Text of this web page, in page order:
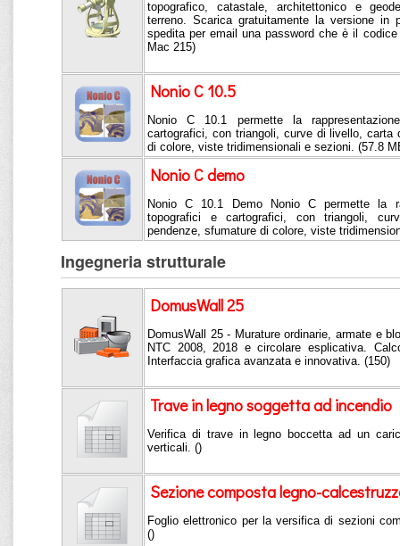
topografico, catastale, architettonico e
terreno. Scarica gratuitamente la versione in
spedita per email una password che è il
Mac 215)
Nonio C 10.5
Nonio C 10.1 permette la
cartografici, con triangoli, curve di livello, carta
di colore, viste tridimensionali e sezioni. (57.8
Nonio C demo
Nonio C 10.1 Demo Nonio C permette la
topografici e cartografici, con triangoli,
pendenze, sfumature di colore, viste
Ingegneria strutturale
DomusWall 25
DomusWall 25 - Murature ordinarie, armate e
NTC 2008, 2018 e circolare esplicativa.
Interfaccia grafica avanzata e innovativa. (150)
Trave in legno soggetta ad incendio
Verifica di trave in legno boccetta ad un
verticali. ()
Sezione composta legno-
Foglio elettronico per la versifica di sezioni
()